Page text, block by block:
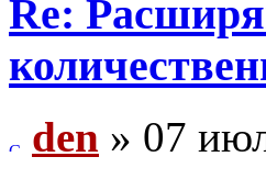
Re:
den » 07